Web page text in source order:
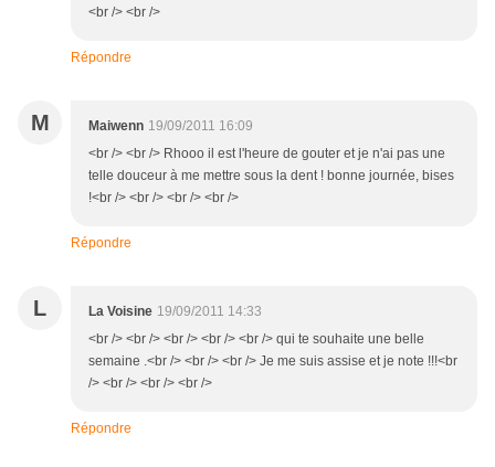
<br /> <br />
Répondre
M Maiwenn 19/09/2011 16:09
<br /> <br /> Rhooo il est l'heure de gouter et je n'ai pas une
telle douceur à me mettre sous la dent ! bonne journée, bises
!<br /> <br /> <br /> <br />
Répondre
L La Voisine 19/09/2011 14:33
<br /> <br /> <br /> <br /> <br /> qui te souhaite une belle
semaine .<br /> <br /> <br /> Je me suis assise et je note !!!<br
/> <br /> <br /> <br />
Répondre